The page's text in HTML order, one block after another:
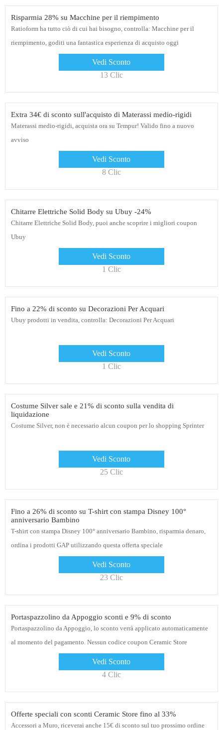
Risparmia 28% su Macchine per il riempimento
Ratioform ha tutto ciò di cui hai bisogno, controlla: Macchine per il
riempimento, goditi una fantastica esperienza di acquisto oggi
Vedi Sconto
13 Clic
Extra 34€ di sconto sull'acquisto di Materassi medio-rigidi
Materassi medio-rigidi, acquista ora su Tempur! Valido fino a nuovo
avviso
Vedi Sconto
8 Clic
Chitarre Elettriche Solid Body su Ubuy -24%
Chitarre Elettriche Solid Body, puoi anche scoprire i migliori coupon
Ubuy
Vedi Sconto
1 Clic
Fino a 22% di sconto su Decorazioni Per Acquari
Ubuy prodotti in vendita, controlla: Decorazioni Per Acquari
Vedi Sconto
1 Clic
Costume Silver sale e 21% di sconto sulla vendita di
liquidazione
Costume Silver, non è necessario alcun coupon per lo shopping Sprinter
Vedi Sconto
25 Clic
Fino a 26% di sconto su T-shirt con stampa Disney 100°
anniversario Bambino
T-shirt con stampa Disney 100° anniversario Bambino, risparmia denaro,
ordina i prodotti GAP utilizzando questa offerta speciale
Vedi Sconto
23 Clic
Portaspazzolino da Appoggio sconti e 9% di sconto
Portaspazzolino da Appoggio, lo sconto verrà applicato automaticamente
al momento del pagamento. Nessun codice coupon Ceramic Store
Vedi Sconto
4 Clic
Offerte speciali con sconti Ceramic Store fino al 33%
Accessori a Muro, riceverai anche 15€ di sconto sul tuo prossimo ordine